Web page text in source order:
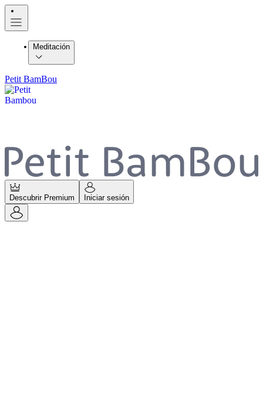
Meditación
Petit BamBou
Descubrir Premium Iniciar sesión